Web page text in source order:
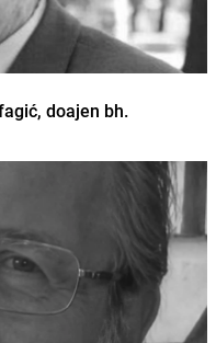
doajen bh.